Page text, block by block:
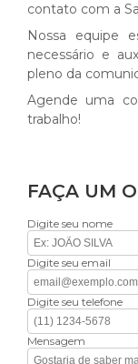
contato com a
Nossa equipe
necessário e
pleno da
Agende uma
trabalho!
FAÇA UM
Digite seu nome
Digite seu email
Digite seu telefone
Mensagem